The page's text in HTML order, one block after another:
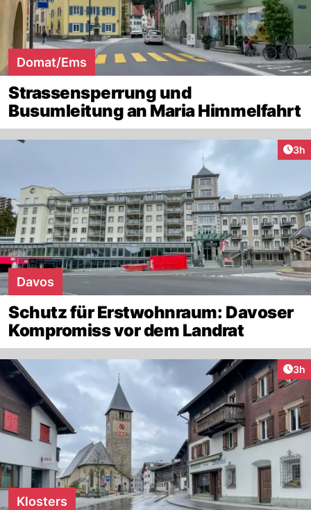
Domat/Ems
Strassensperrung und
Busumleitung an Maria Himmelfahrt
3h
Davos
Schutz für Erstwohnraum: Davoser
Kompromiss vor dem Landrat
3h
Klosters